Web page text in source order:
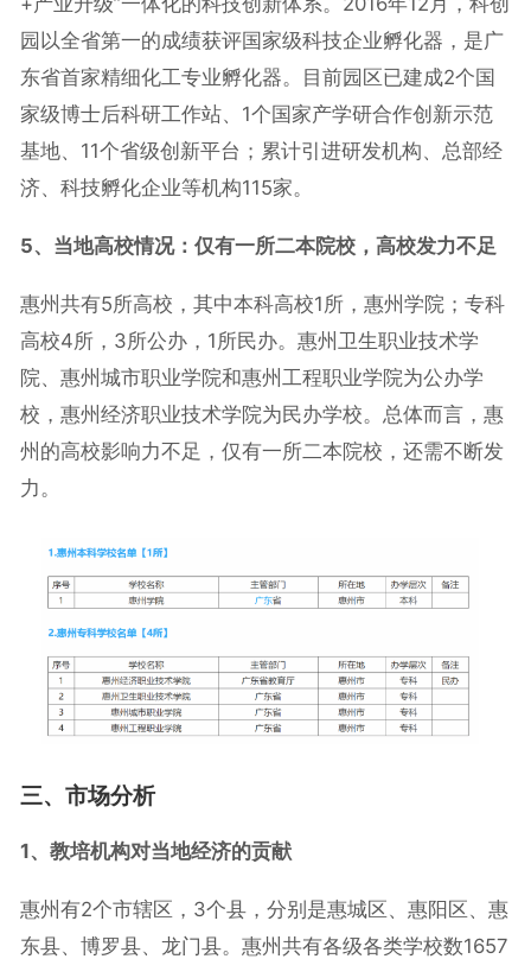
园以全省第一的成绩获评国家级科技企业孵化器，是广
东省首家精细化工专业孵化器。目前园区已建成2个国
家级博士后科研工作站、1个国家产学研合作创新示范
基地、11个省级创新平台；累计引进研发机构、总部经
济、科技孵化企业等机构115家。
5、当地高校情况：仅有一所二本院校，高校发力不足
惠州共有5所高校，其中本科高校1所，惠州学院；专科
高校4所，3所公办，1所民办。惠州卫生职业技术学
院、惠州城市职业学院和惠州工程职业学院为公办学
校，惠州经济职业技术学院为民办学校。总体而言，惠
州的高校影响力不足，仅有一所二本院校，还需不断发
力。
三、市场分析
1、教培机构对当地经济的贡献
惠州有2个市辖区，3个县，分别是惠城区、惠阳区、惠
东县、博罗县、龙门县。惠州共有各级各类学校数1657